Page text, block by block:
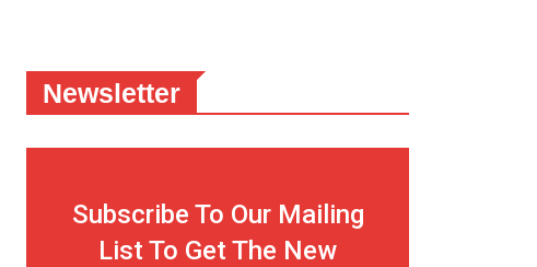
Newsletter
Subscribe To Our Mailing
List To Get The New